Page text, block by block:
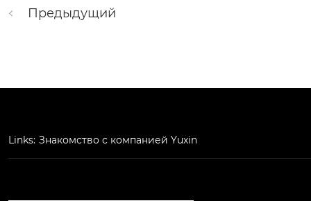
Предыдущий
Links: Знакомство с компанией Yuxin